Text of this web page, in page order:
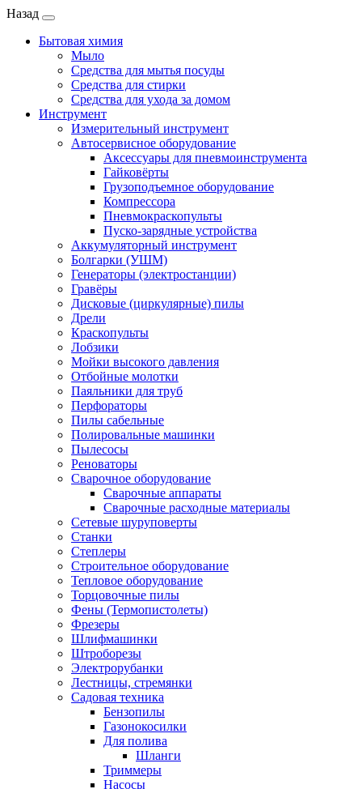
Назад
Бытовая химия
Мыло
Средства для мытья посуды
Средства для стирки
Средства для ухода за домом
Инструмент
Измерительный инструмент
Автосервисное оборудование
Аксессуары для пневмоинструмента
Гайковёрты
Грузоподъемное оборудование
Компрессора
Пневмокраскопульты
Пуско-зарядные устройства
Аккумуляторный инструмент
Болгарки (УШМ)
Генераторы (электростанции)
Гравёры
Дисковые (циркулярные) пилы
Дрели
Краскопульты
Лобзики
Мойки высокого давления
Отбойные молотки
Паяльники для труб
Перфораторы
Пилы сабельные
Полировальные машинки
Пылесосы
Реноваторы
Сварочное оборудование
Сварочные аппараты
Сварочные расходные материалы
Сетевые шуруповерты
Станки
Степлеры
Строительное оборудование
Тепловое оборудование
Торцовочные пилы
Фены (Термопистолеты)
Фрезеры
Шлифмашинки
Штроборезы
Электрорубанки
Лестницы, стремянки
Садовая техника
Бензопилы
Газонокосилки
Для полива
Шланги
Триммеры
Насосы